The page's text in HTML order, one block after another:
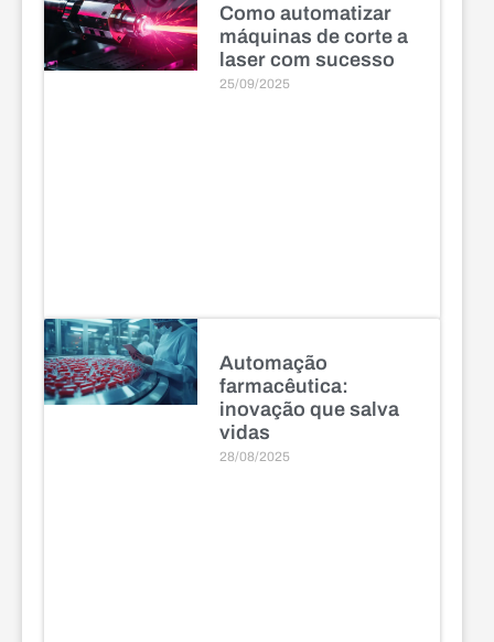
Como automatizar
máquinas de corte a
laser com sucesso
25/09/2025
Automação
farmacêutica:
inovação que salva
vidas
28/08/2025